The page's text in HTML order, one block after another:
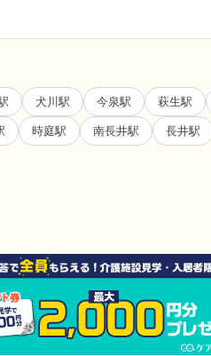
犬川駅 今泉駅 萩生駅
時庭駅 南長井駅 長井駅